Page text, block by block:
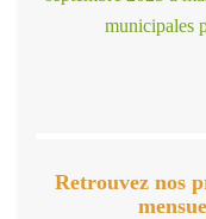
municipales
Retrouvez nos